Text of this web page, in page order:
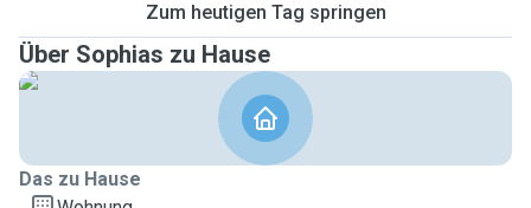
Zum heutigen Tag springen
Über Sophias zu Hause
Das zu Hause